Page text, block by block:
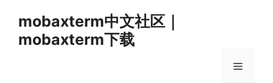
mobaxterm中文社区｜
mobaxterm下载
菜